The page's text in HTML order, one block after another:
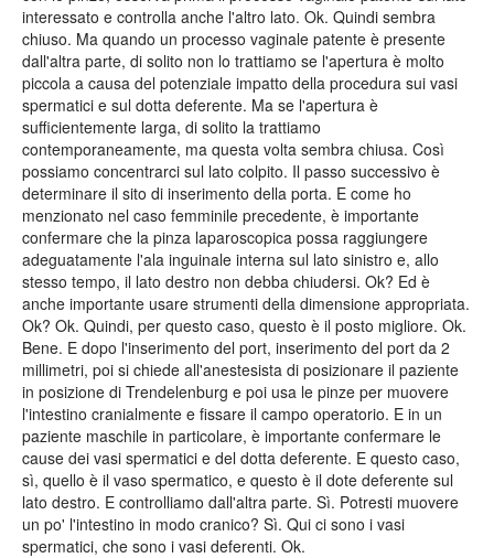
interessato e controlla anche l'altro lato. Ok. Quindi sembra
chiuso. Ma quando un processo vaginale patente è presente
dall'altra parte, di solito non lo trattiamo se l'apertura è molto
piccola a causa del potenziale impatto della procedura sui vasi
spermatici e sul dotta deferente. Ma se l'apertura è
sufficientemente larga, di solito la trattiamo
contemporaneamente, ma questa volta sembra chiusa. Così
possiamo concentrarci sul lato colpito. Il passo successivo è
determinare il sito di inserimento della porta. E come ho
menzionato nel caso femminile precedente, è importante
confermare che la pinza laparoscopica possa raggiungere
adeguatamente l'ala inguinale interna sul lato sinistro e, allo
stesso tempo, il lato destro non debba chiudersi. Ok? Ed è
anche importante usare strumenti della dimensione appropriata.
Ok? Ok. Quindi, per questo caso, questo è il posto migliore. Ok.
Bene. E dopo l'inserimento del port, inserimento del port da 2
millimetri, poi si chiede all'anestesista di posizionare il paziente
in posizione di Trendelenburg e poi usa le pinze per muovere
l'intestino cranialmente e fissare il campo operatorio. E in un
paziente maschile in particolare, è importante confermare le
cause dei vasi spermatici e del dotta deferente. E questo caso,
sì, quello è il vaso spermatico, e questo è il dote deferente sul
lato destro. E controlliamo dall'altra parte. Sì. Potresti muovere
un po' l'intestino in modo cranico? Sì. Qui ci sono i vasi
spermatici, che sono i vasi deferenti. Ok.